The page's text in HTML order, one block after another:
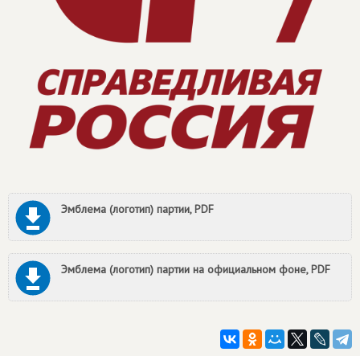
Эмблема (логотип) партии, PDF
Эмблема (логотип) партии на официальном фоне, PDF